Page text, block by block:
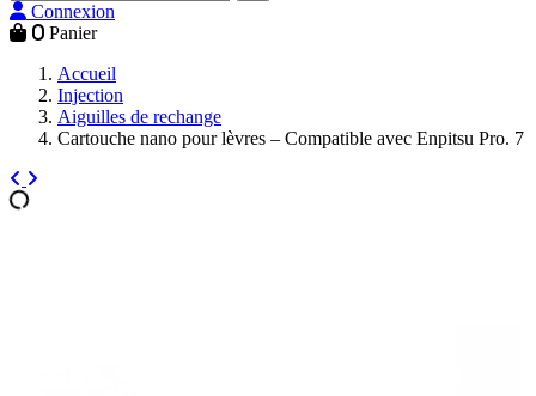
Connexion
0 Panier
Accueil
Injection
Aiguilles de rechange
Cartouche nano pour lèvres – Compatible avec Enpitsu Pro. 7